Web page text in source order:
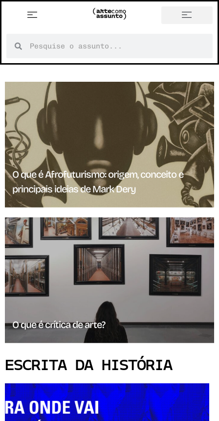
O que é Afrofuturismo: origem, conceito e
principais ideias de Mark Dery
O que é crítica de arte?
ESCRITA DA HISTÓRIA